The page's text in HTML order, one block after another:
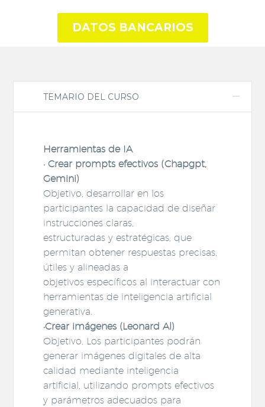
DATOS BANCARIOS
TEMARIO DEL CURSO
Herramientas de IA
• Crear prompts efectivos (Chapgpt,
Gemini)
Objetivo, desarrollar en los
participantes la capacidad de diseñar
instrucciones claras,
estructuradas y estratégicas, que
permitan obtener respuestas precisas,
útiles y alineadas a
objetivos específicos al interactuar con
herramientas de inteligencia artificial
generativa.
•Crear imágenes (Leonard Al)
Objetivo, Los participantes podrán
generar imágenes digitales de alta
calidad mediante inteligencia
artificial, utilizando prompts efectivos
y parámetros adecuados para